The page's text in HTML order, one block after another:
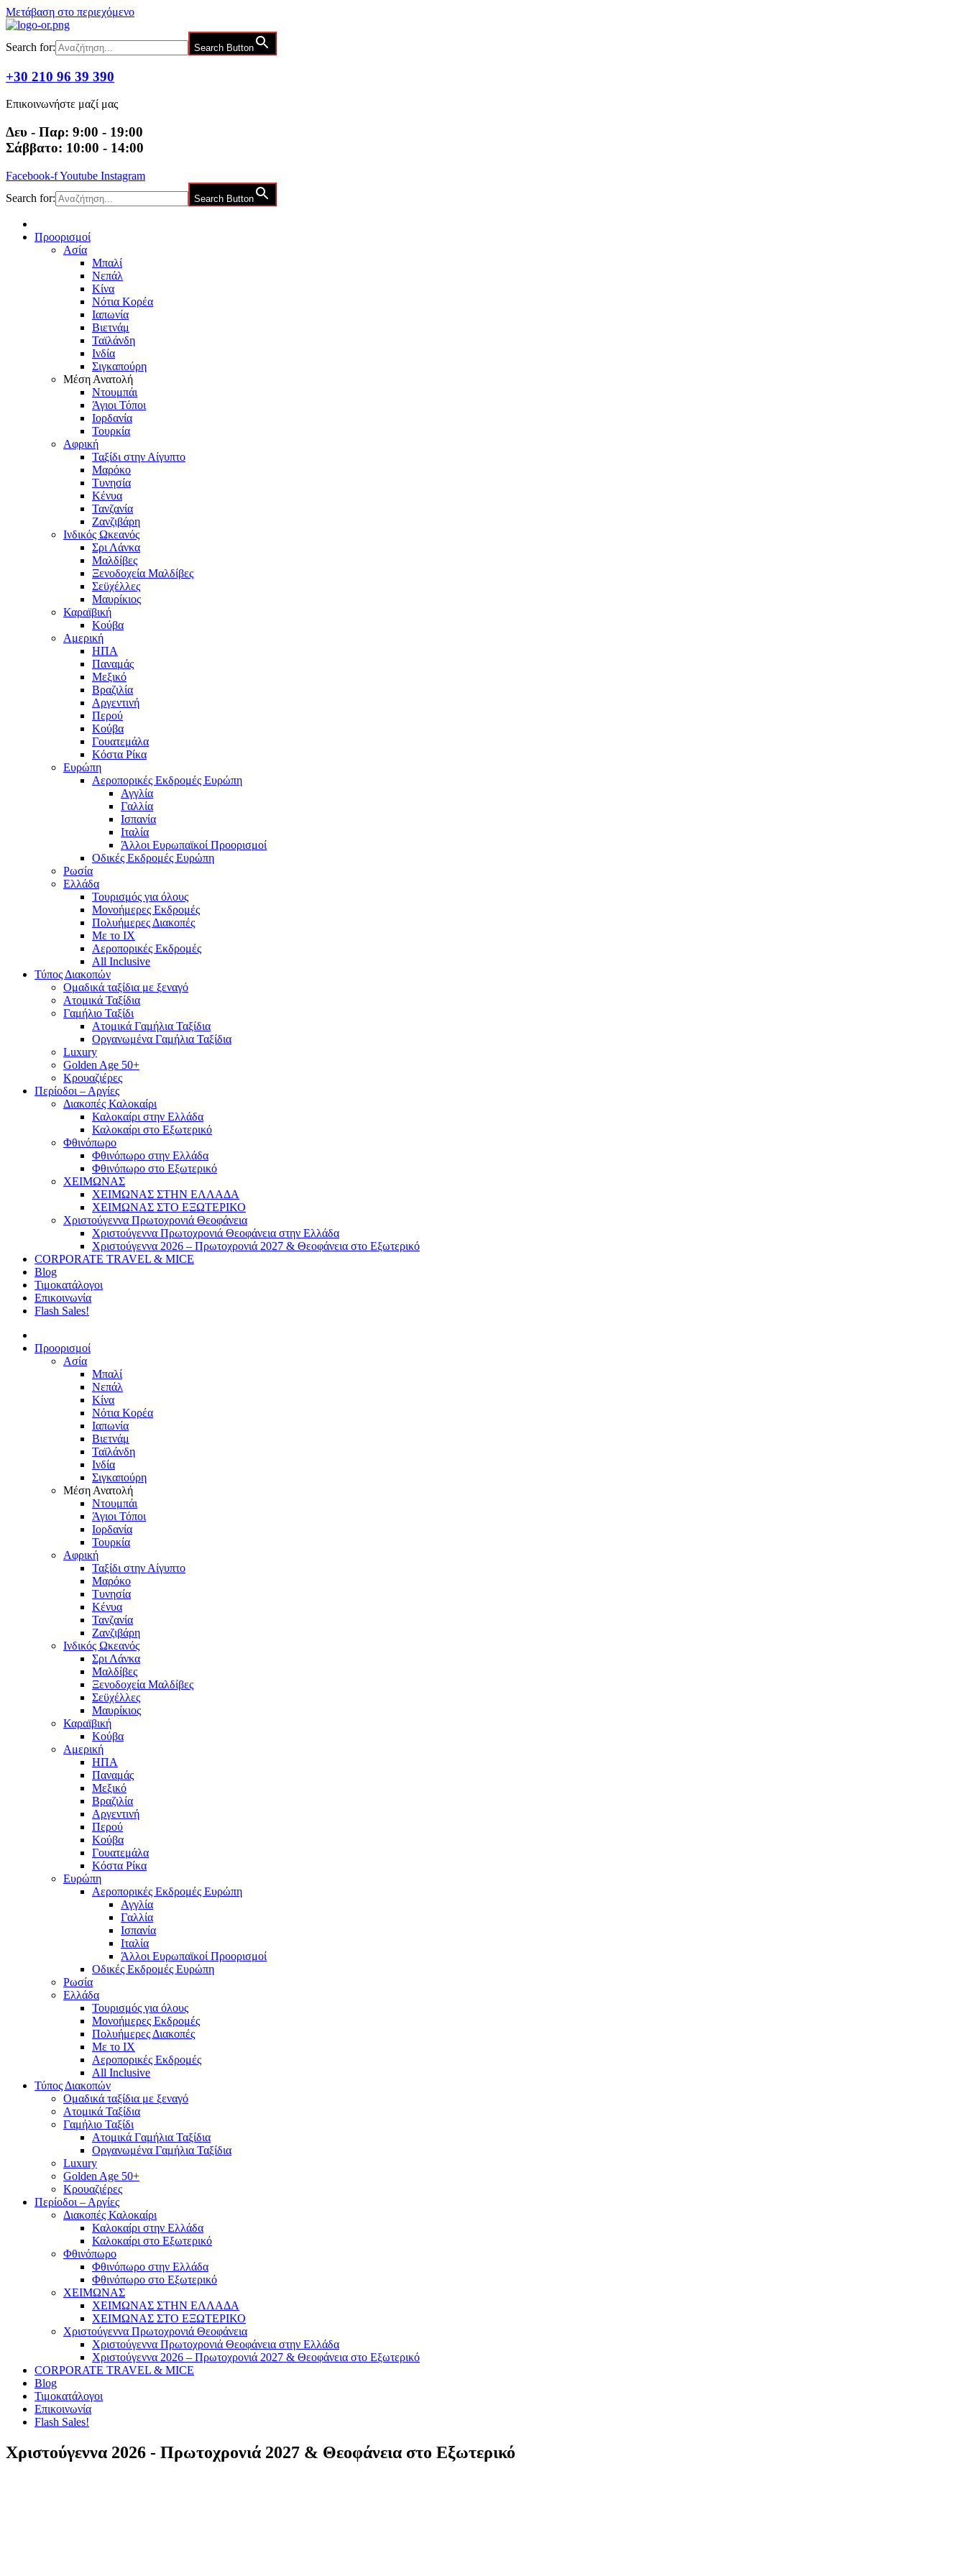
Μετάβαση στο περιεχόμενο
Search for: Search Button
+30 210 96 39 390
Επικοινωνήστε μαζί μας
Δευ - Παρ: 9:00 - 19:00
Σάββατο: 10:00 - 14:00
Facebook-fYoutube Instagram
Search for:
Search Button
Προορισμοί
Ασία
Μπαλί
Νεπάλ
Κίνα
Νότια Κορέα
Ιαπωνία
Βιετνάμ
Ταϊλάνδη
Ινδία
Σιγκαπούρη
Μέση Ανατολή
Ντουμπάι
Άγιοι Τόποι
Ιορδανία
Τουρκία
Αφρική
Ταξίδι στην Αίγυπτο
Μαρόκο
Τυνησία
Κένυα
Τανζανία
Ζανζιβάρη
Ινδικός Ωκεανός
Σρι Λάνκα
Μαλδίβες
Ξενοδοχεία Μαλδίβες
Σεϋχέλλες
Μαυρίκιος
Καραϊβική
Κούβα
Αμερική
ΗΠΑ
Παναμάς
Μεξικό
Βραζιλία
Αργεντινή
Περού
Κούβα
Γουατεμάλα
Κόστα Ρίκα
Ευρώπη
Αεροπορικές Εκδρομές Ευρώπη
Αγγλία
Γαλλία
Ισπανία
Ιταλία
Άλλοι Ευρωπαϊκοί Προορισμοί
Οδικές Εκδρομές Ευρώπη
Ρωσία
Ελλάδα
Τουρισμός για όλους
Mονοήμερες Εκδρομές
Πολυήμερες Διακοπές
Με το ΙΧ
Αεροπορικές Εκδρομές
All Inclusive
Τύπος Διακοπών
Ομαδικά ταξίδια με ξεναγό
Ατομικά Ταξίδια
Γαμήλιο Ταξίδι
Ατομικά Γαμήλια Ταξίδια
Οργανωμένα Γαμήλια Ταξίδια
Luxury
Golden Age 50+
Κρουαζιέρες
Περίοδοι – Αργίες
Διακοπές Καλοκαίρι
Καλοκαίρι στην Ελλάδα
Καλοκαίρι στο Εξωτερικό
Φθινόπωρο
Φθινόπωρο στην Ελλάδα
Φθινόπωρο στο Εξωτερικό
ΧΕΙΜΩΝΑΣ
ΧΕΙΜΩΝΑΣ ΣΤΗΝ ΕΛΛΑΔΑ
ΧΕΙΜΩΝΑΣ ΣΤΟ ΕΞΩΤΕΡΙΚΟ
Χριστούγεννα Πρωτοχρονιά Θεοφάνεια
Χριστούγεννα Πρωτοχρονιά Θεοφάνεια στην Ελλάδα
Χριστούγεννα 2026 – Πρωτοχρονιά 2027 & Θεοφάνεια στο Εξωτερικό
CORPORATE TRAVEL & MICE
Blog
Τιμοκατάλογοι
Επικοινωνία
Flash Sales!
Προορισμοί
Ασία
Μπαλί
Νεπάλ
Κίνα
Νότια Κορέα
Ιαπωνία
Βιετνάμ
Ταϊλάνδη
Ινδία
Σιγκαπούρη
Μέση Ανατολή
Ντουμπάι
Άγιοι Τόποι
Ιορδανία
Τουρκία
Αφρική
Ταξίδι στην Αίγυπτο
Μαρόκο
Τυνησία
Κένυα
Τανζανία
Ζανζιβάρη
Ινδικός Ωκεανός
Σρι Λάνκα
Μαλδίβες
Ξενοδοχεία Μαλδίβες
Σεϋχέλλες
Μαυρίκιος
Καραϊβική
Κούβα
Αμερική
ΗΠΑ
Παναμάς
Μεξικό
Βραζιλία
Αργεντινή
Περού
Κούβα
Γουατεμάλα
Κόστα Ρίκα
Ευρώπη
Αεροπορικές Εκδρομές Ευρώπη
Αγγλία
Γαλλία
Ισπανία
Ιταλία
Άλλοι Ευρωπαϊκοί Προορισμοί
Οδικές Εκδρομές Ευρώπη
Ρωσία
Ελλάδα
Τουρισμός για όλους
Mονοήμερες Εκδρομές
Πολυήμερες Διακοπές
Με το ΙΧ
Αεροπορικές Εκδρομές
All Inclusive
Τύπος Διακοπών
Ομαδικά ταξίδια με ξεναγό
Ατομικά Ταξίδια
Γαμήλιο Ταξίδι
Ατομικά Γαμήλια Ταξίδια
Οργανωμένα Γαμήλια Ταξίδια
Luxury
Golden Age 50+
Κρουαζιέρες
Περίοδοι – Αργίες
Διακοπές Καλοκαίρι
Καλοκαίρι στην Ελλάδα
Καλοκαίρι στο Εξωτερικό
Φθινόπωρο
Φθινόπωρο στην Ελλάδα
Φθινόπωρο στο Εξωτερικό
ΧΕΙΜΩΝΑΣ
ΧΕΙΜΩΝΑΣ ΣΤΗΝ ΕΛΛΑΔΑ
ΧΕΙΜΩΝΑΣ ΣΤΟ ΕΞΩΤΕΡΙΚΟ
Χριστούγεννα Πρωτοχρονιά Θεοφάνεια
Χριστούγεννα Πρωτοχρονιά Θεοφάνεια στην Ελλάδα
Χριστούγεννα 2026 – Πρωτοχρονιά 2027 & Θεοφάνεια στο Εξωτερικό
CORPORATE TRAVEL & MICE
Blog
Τιμοκατάλογοι
Επικοινωνία
Flash Sales!
Χριστούγεννα 2026 - Πρωτοχρονιά 2027 & Θεοφάνεια στο Εξωτερικό